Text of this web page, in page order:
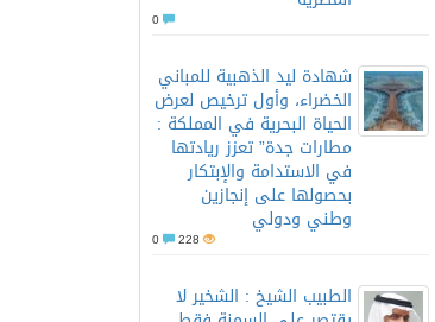
شهادة ليد الذهبية للمباني
الخضراء، وأول ترخيص لعرض
الحياة البحرية في المملكة :
مطارات جدة” تعزز ريادتها
في الاستدامة والإبتكار
بحصولها على إنجازين
وطني ودولي
228
الطبيب الشيخ : الشخير لا